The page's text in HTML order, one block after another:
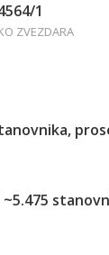
1
ZVEZDARA